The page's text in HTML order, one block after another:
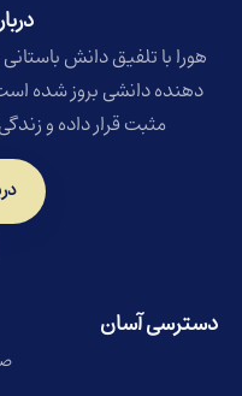
هورا با تلفیق دانش
دهنده دانشی بروز شده
مثبت قرار داده و
دسترسی آسان